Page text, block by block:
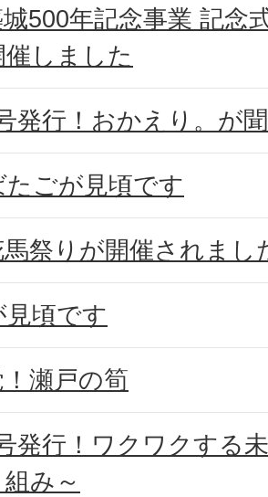
500年記念事業 記念
しました
発行！おかえり。が
ごが見頃です
祭りが開催されまし
頃です
瀬戸の筍
発行！ワクワクする
み～